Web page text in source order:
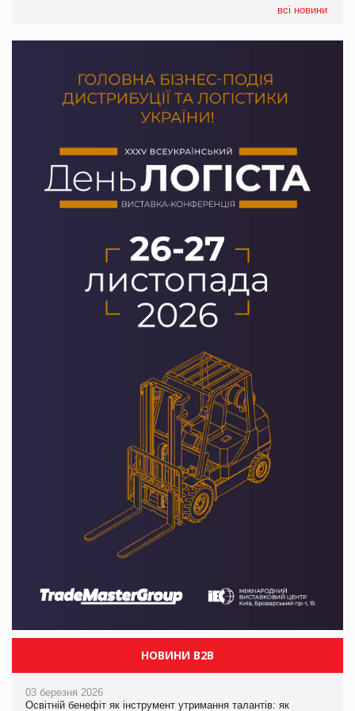
всі новини
НОВИНИ B2B
03 березня 2026
Освітній бенефіт як інструмент утримання талантів: як